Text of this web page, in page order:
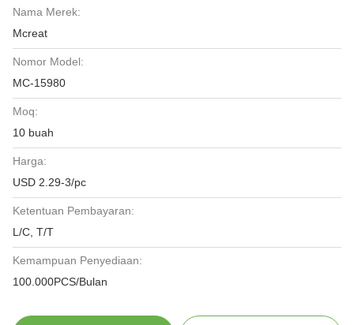
Nama Merek:
Mcreat
Nomor Model:
MC-15980
Moq:
10 buah
Harga:
USD 2.29-3/pc
Ketentuan Pembayaran:
L/C, T/T
Kemampuan Penyediaan:
100.000PCS/Bulan